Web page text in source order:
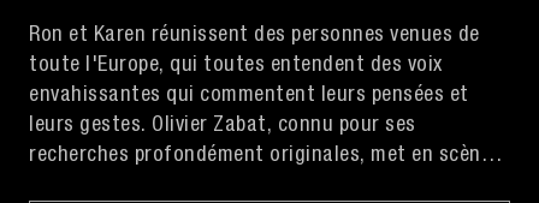
Ron et Karen réunissent des personnes venues de
toute l'Europe, qui toutes entendent des voix
envahissantes qui commentent leurs pensées et
leurs gestes. Olivier Zabat, connu pour ses
recherches profondément originales, met en scène